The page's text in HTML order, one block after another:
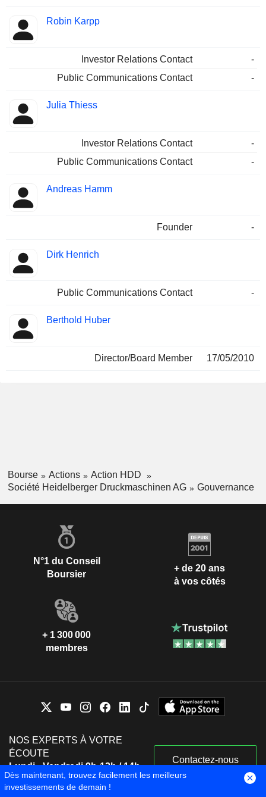
Robin Karpp
Investor Relations Contact
-
Public Communications Contact
-
Julia Thiess
Investor Relations Contact
-
Public Communications Contact
-
Andreas Hamm
Founder -
Dirk Henrich
Public Communications Contact -
Berthold Huber
Director/Board Member 17/05/2010
Bourse Actions
Action HDD
Société Heidelberger Druckmaschinen AG
Gouvernance
N°1 du Conseil
Boursier
+ de 20 ans
à vos côtés
+ 1 300 000
membres
NOS EXPERTS À VOTRE
ÉCOUTE
Lundi - Vendredi 9h-12h / 14h-
18h
Contactez-nous
Dès maintenant, trouvez facilement les meilleurs
investissements de demain !